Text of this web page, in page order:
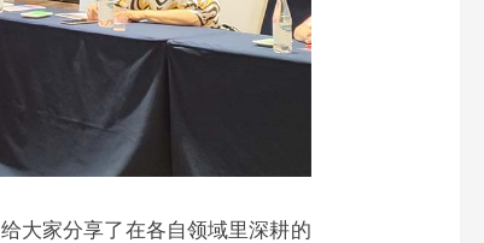
大家分享了在各自领域里深耕的